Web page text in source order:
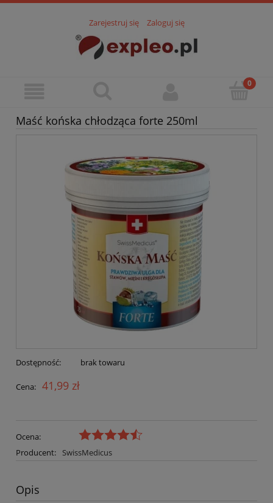
Zarejestruj się Zaloguj się
Maść końska chłodząca forte 250ml
Dostępność: brak towaru
Cena: 41,99 zł
Ocena:
Producent:
SwissMedicus
Opis